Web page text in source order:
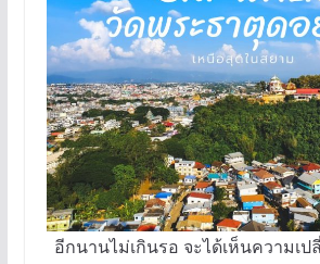
อีกนานไม่เกินรอ จะได้เห็นความเ